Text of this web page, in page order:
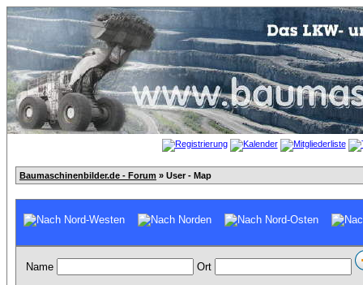
Baumaschinenbilder.de - Forum » User - Map
Name Ort